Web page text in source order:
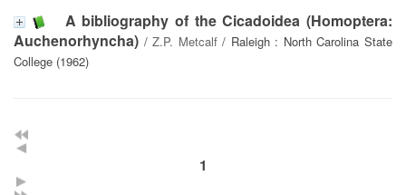
A bibliography of the Cicadoidea (Homoptera:
Auchenorhyncha) /Z.P. Metcalf/ Raleigh : North Carolina State
College (1962)
1